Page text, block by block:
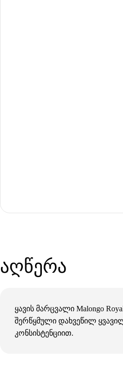
აღწერა
ყავის მარცვალი Malongo
შერწყმული დახვეწილ
კონსისტენციით.